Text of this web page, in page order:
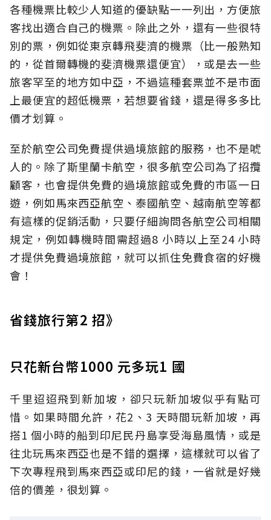
各種機票比較少人知道的優缺點一一列出，方便旅
客找出適合自己的機票。除此之外，還有一些很特
別的票，例如從東京轉飛斐濟的機票（比一般熟知
的，從首爾轉機的斐濟機票還便宜），或是去一些
旅客罕至的地方如中亞，不過這種套票並不是市面
上最便宜的超低機票，若想要省錢，還是得多多比
價才划算。
至於航空公司免費提供過境旅館的服務，也不是唬
人的。除了斯里蘭卡航空，很多航空公司為了招攬
顧客，也會提供免費的過境旅館或免費的市區一日
遊，例如馬來西亞航空、泰國航空、越南航空等都
有這樣的促銷活動，只要仔細詢問各航空公司相關
規定，例如轉機時間需超過8 小時以上至24 小時
才提供免費過境旅館，就可以抓住免費食宿的好機
會！
省錢旅行第2 招》
只花新台幣1000 元多玩1 國
千里迢迢飛到新加坡，卻只玩新加坡似乎有點可
惜。如果時間允許，花2、3 天時間玩新加坡，再
搭1 個小時的船到印尼民丹島享受海島風情，或是
往北玩馬來西亞也是不錯的選擇，這樣就可以省了
下次專程飛到馬來西亞或印尼的錢，一省就是好幾
倍的價差，很划算。